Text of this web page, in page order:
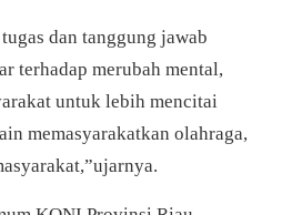
dan tanggung jawab
terhadap merubah mental,
untuk lebih mencitai
memasyarakatkan olahraga,